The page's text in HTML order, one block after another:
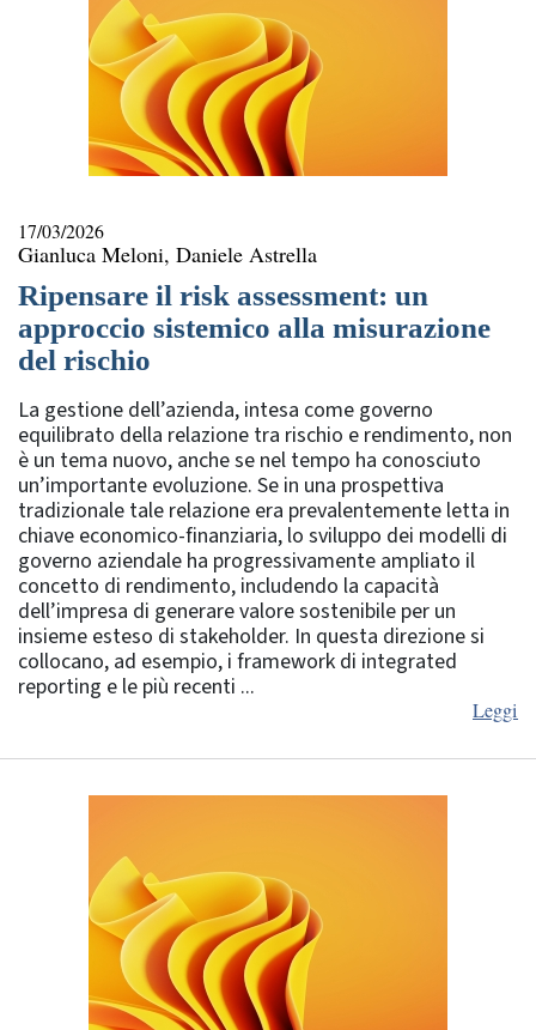
17/03/2026
Gianluca Meloni, Daniele Astrella
Ripensare il risk assessment: un
approccio sistemico alla misurazione
del rischio
La gestione dell’azienda, intesa come governo
equilibrato della relazione tra rischio e rendimento, non
è un tema nuovo, anche se nel tempo ha conosciuto
un’importante evoluzione. Se in una prospettiva
tradizionale tale relazione era prevalentemente letta in
chiave economico-finanziaria, lo sviluppo dei modelli di
governo aziendale ha progressivamente ampliato il
concetto di rendimento, includendo la capacità
dell’impresa di generare valore sostenibile per un
insieme esteso di stakeholder. In questa direzione si
collocano, ad esempio, i framework di integrated
reporting e le più recenti ...
Leggi